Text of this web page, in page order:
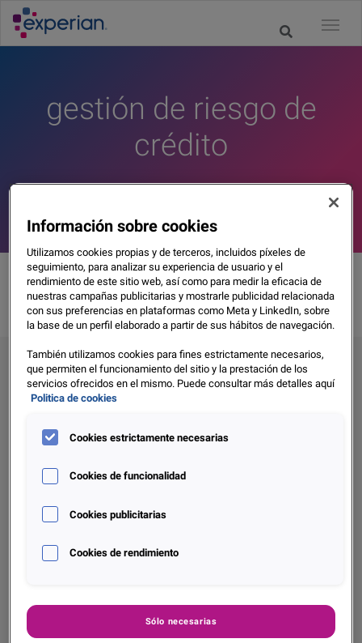
gestión de riesgo de
crédito
Blog
Liberar el potencial de la Inteligencia Artificial: el
Descubre más
Ordenar por:
Información sobre cookies
Utilizamos cookies propias y de terceros, incluidos píxeles de
seguimiento, para analizar su experiencia de usuario y el
rendimiento de este sitio web, así como para medir la eficacia de
nuestras campañas publicitarias y mostrarle publicidad relacionada
con sus preferencias en plataformas como Meta y LinkedIn, sobre
la base de un perfil elaborado a partir de sus hábitos de navegación.
También utilizamos cookies para fines estrictamente necesarios,
que permiten el funcionamiento del sitio y la prestación de los
servicios ofrecidos en el mismo. Puede consultar más detalles aquí
Politica de cookies
Cookies estrictamente necesarias
Cookies de funcionalidad
Cookies publicitarias
Cookies de rendimiento
Sólo necesarias